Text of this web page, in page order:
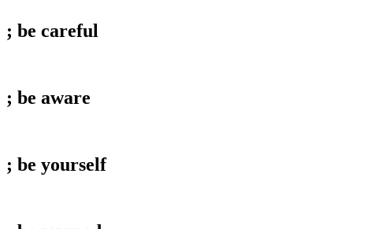
; be careful
; be aware
; be yourself